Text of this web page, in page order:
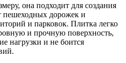
она подходит для создания
пешеходных дорожек и
и парковок. Плитка легко
и прочную поверхность,
нагрузки и не боится